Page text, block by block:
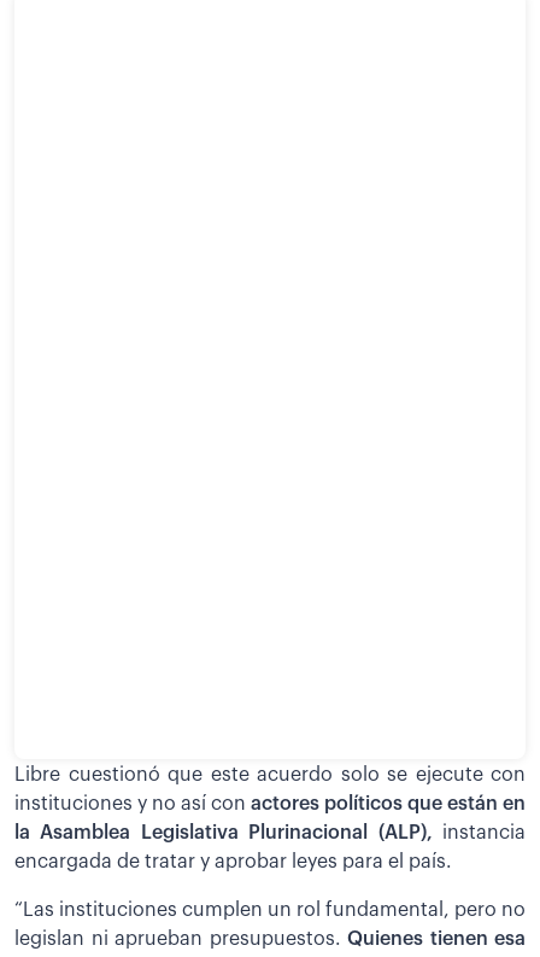
Libre cuestionó que este acuerdo solo se ejecute con
instituciones y no así con actores políticos que están en
la Asamblea Legislativa Plurinacional (ALP), instancia
encargada de tratar y aprobar leyes para el país.
“Las instituciones cumplen un rol fundamental, pero no
legislan ni aprueban presupuestos. Quienes tienen esa